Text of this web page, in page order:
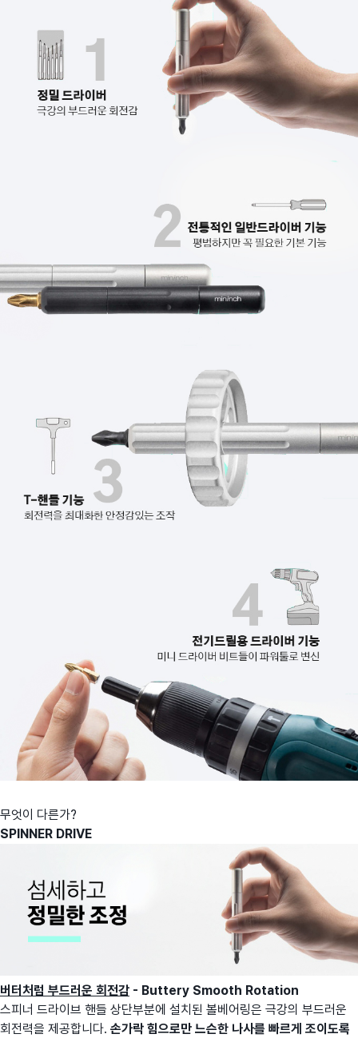
무엇이 다른가?
SPINNER DRIVE
버터처럼 부드러운 회전감 - Buttery Smooth Rotation
스피너 드라이브 핸들 상단부분에 설치된 볼베어링은 극강의 부드러운
회전력을 제공합니다. 손가락 힘으로만 느슨한 나사를 빠르게 조이도록